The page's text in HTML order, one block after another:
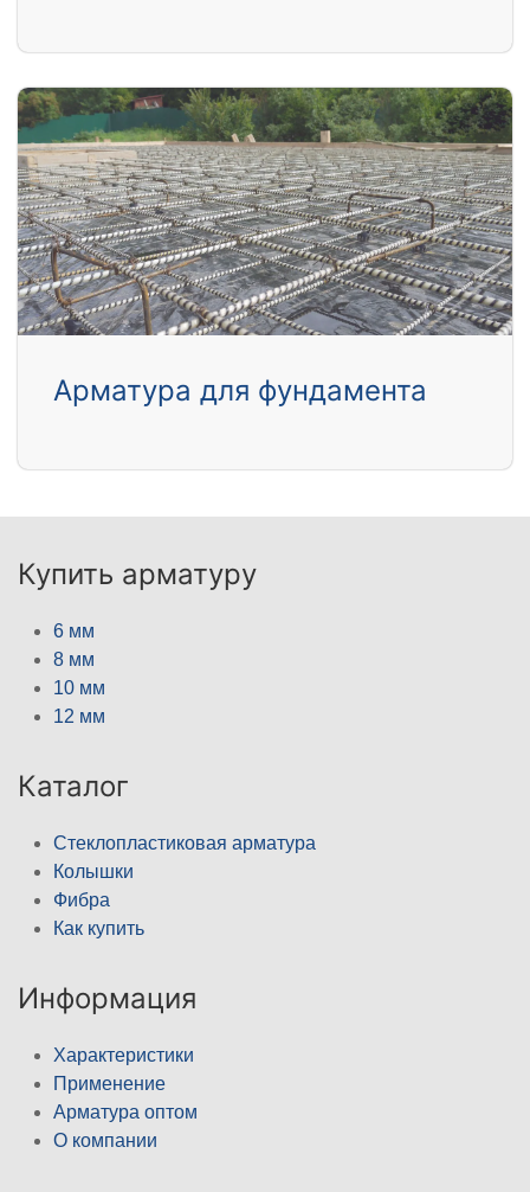
Арматура для фундамента
Купить арматуру
6 мм
8 мм
10 мм
12 мм
Каталог
Стеклопластиковая арматура
Колышки
Фибра
Как купить
Информация
Характеристики
Применение
Арматура оптом
О компании